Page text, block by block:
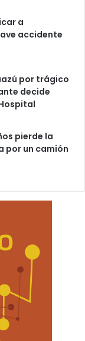
a
accidente
por trágico
decide
pierde la
por un camión